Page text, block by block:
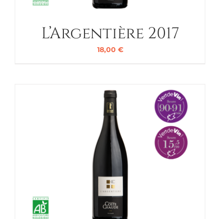
L’Argentière 2017
18,00 €